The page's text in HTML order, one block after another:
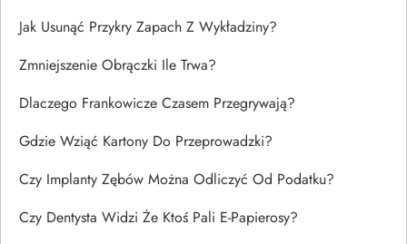
Jak Usunąć Przykry Zapach Z Wykładziny?
Zmniejszenie Obrączki Ile Trwa?
Dlaczego Frankowicze Czasem Przegrywają?
Gdzie Wziąć Kartony Do Przeprowadzki?
Czy Implanty Zębów Można Odliczyć Od Podatku?
Czy Dentysta Widzi Że Ktoś Pali E-Papierosy?